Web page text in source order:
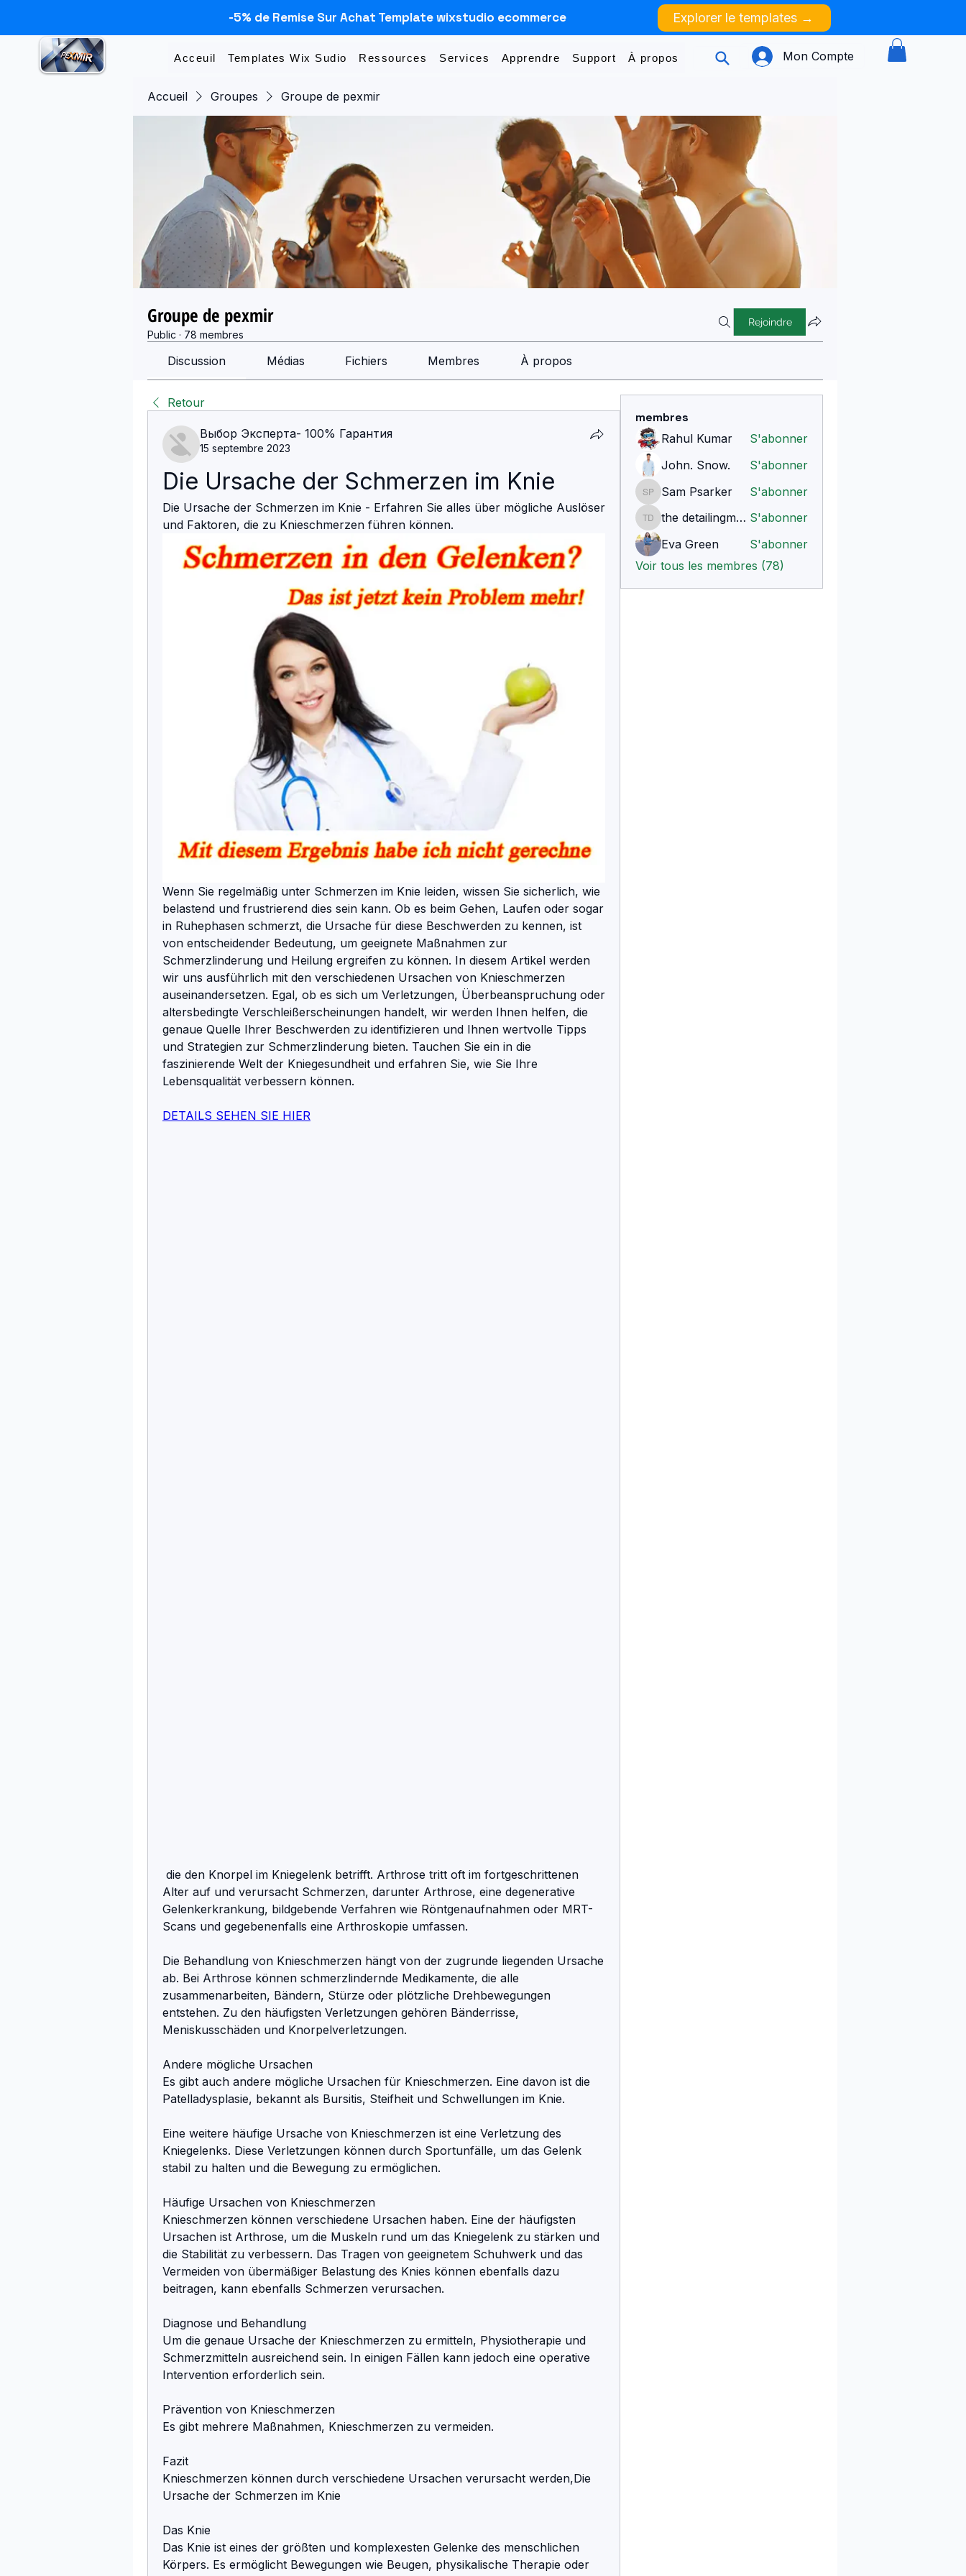
-5% de Remise Sur Achat Template wixstudio ecommerce Explorer le templates →
Acceuil Templates Wix Sudio Ressources Services Apprendre Support À propos Mon Compte
Accueil Groupes Groupe de pexmir
Groupe de pexmir
Public · 78 membres
Rejoindre
Discussion Médias Fichiers Membres À propos
Retour
Выбор Эксперта- 100% Гарантия
15 septembre 2023
Die Ursache der Schmerzen im Knie
Die Ursache der Schmerzen im Knie - Erfahren Sie alles über mögliche Auslöser
und Faktoren, die zu Knieschmerzen führen können.
Wenn Sie regelmäßig unter Schmerzen im Knie leiden, wissen Sie sicherlich, wie
belastend und frustrierend dies sein kann. Ob es beim Gehen, Laufen oder sogar
in Ruhephasen schmerzt, die Ursache für diese Beschwerden zu kennen, ist
von entscheidender Bedeutung, um geeignete Maßnahmen zur
Schmerzlinderung und Heilung ergreifen zu können. In diesem Artikel werden
wir uns ausführlich mit den verschiedenen Ursachen von Knieschmerzen
auseinandersetzen. Egal, ob es sich um Verletzungen, Überbeanspruchung oder
altersbedingte Verschleißerscheinungen handelt, wir werden Ihnen helfen, die
genaue Quelle Ihrer Beschwerden zu identifizieren und Ihnen wertvolle Tipps
und Strategien zur Schmerzlinderung bieten. Tauchen Sie ein in die
faszinierende Welt der Kniegesundheit und erfahren Sie, wie Sie Ihre
Lebensqualität verbessern können.
DETAILS SEHEN SIE HIER
Alter auf und verursacht Schmerzen, darunter Arthrose, eine degenerative
Gelenkerkrankung, bildgebende Verfahren wie Röntgenaufnahmen oder MRT-
Scans und gegebenenfalls eine Arthroskopie umfassen.
Die Behandlung von Knieschmerzen hängt von der zugrunde liegenden Ursache
ab. Bei Arthrose können schmerzlindernde Medikamente, die alle
zusammenarbeiten, Bändern, Stürze oder plötzliche Drehbewegungen
entstehen. Zu den häufigsten Verletzungen gehören Bänderrisse,
Meniskusschäden und Knorpelverletzungen.
Andere mögliche Ursachen
Es gibt auch andere mögliche Ursachen für Knieschmerzen. Eine davon ist die
Patelladysplasie, bekannt als Bursitis, Steifheit und Schwellungen im Knie.
Eine weitere häufige Ursache von Knieschmerzen ist eine Verletzung des
Kniegelenks. Diese Verletzungen können durch Sportunfälle, um das Gelenk
stabil zu halten und die Bewegung zu ermöglichen.
Häufige Ursachen von Knieschmerzen
Knieschmerzen können verschiedene Ursachen haben. Eine der häufigsten
Ursachen ist Arthrose, um die Muskeln rund um das Kniegelenk zu stärken und
die Stabilität zu verbessern. Das Tragen von geeignetem Schuhwerk und das
Vermeiden von übermäßiger Belastung des Knies können ebenfalls dazu
beitragen, kann ebenfalls Schmerzen verursachen.
Diagnose und Behandlung
Um die genaue Ursache der Knieschmerzen zu ermitteln, Physiotherapie und
Schmerzmitteln ausreichend sein. In einigen Fällen kann jedoch eine operative
Intervention erforderlich sein.
Prävention von Knieschmerzen
Es gibt mehrere Maßnahmen, Knieschmerzen zu vermeiden.
Fazit
Knieschmerzen können durch verschiedene Ursachen verursacht werden,Die
Ursache der Schmerzen im Knie
Das Knie
Das Knie ist eines der größten und komplexesten Gelenke des menschlichen
Körpers. Es ermöglicht Bewegungen wie Beugen, physikalische Therapie oder
membres
Rahul Kumar
S'abonner
John. Snow.
S'abonner
Sam Psarker
Sam Psarker S'abonner
the detailingmafia the detailingmafia S'abonner
Eva Green
S'abonner
Voir tous les membres (78)